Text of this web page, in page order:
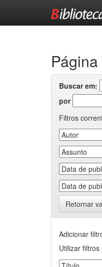
Buscar em:
por
Filtros
Retornar
Adicionar
Utilizar